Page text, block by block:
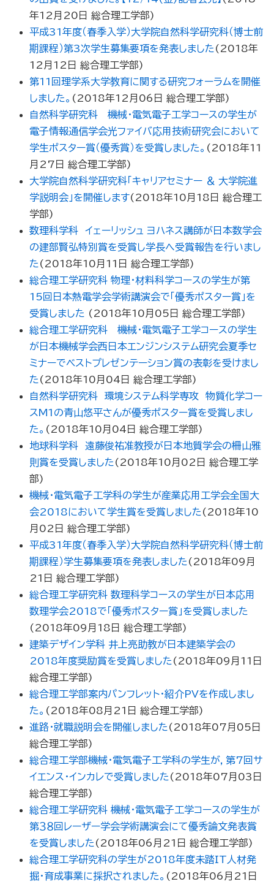
年12月20日 総合理工学部)
平成31年度（春季入学）大学院自然科学研究科（博士前
期課程）第3次学生募集要項を発表しました ( 2018年
12月12日 総合理工学部)
第11回理学系大学教育に関する研究フォーラムを開催
しました。 ( 2018年12月06日 総合理工学部)
自然科学研究科 機械・電気電子工学コースの学生が
電子情報通信学会光ファイバ応用技術研究会において
学生ポスター賞（優秀賞）を受賞しました。 ( 2018年11
月27日 総合理工学部)
大学院自然科学研究科「キャリアセミナー ＆ 大学院進
学説明会」を開催します( 2018年10月18日 総合理工
学部)
数理科学科 イェーリッシュ ヨハネス講師が日本数学会
の建部賢弘特別賞を受賞し学長へ受賞報告を行いまし
た ( 2018年10月11日 総合理工学部)
総合理工学研究科 物理･材料科学コースの学生が第
15回日本熱電学会学術講演会で「優秀ポスター賞」を
受賞しました ( 2018年10月05日 総合理工学部)
総合理工学研究科 機械・電気電子工学コースの学生
が日本機械学会西日本エンジンシステム研究会夏季セ
ミナーでベストプレゼンテーション賞の表彰を受けまし
た ( 2018年10月04日 総合理工学部)
自然科学研究科 環境システム科学専攻 物質化学コー
スM1の青山悠平さんが優秀ポスター賞を受賞しまし
た。 ( 2018年10月04日 総合理工学部)
地球科学科 遠藤俊祐准教授が日本地質学会の柵山雅
則賞を受賞しました ( 2018年10月02日 総合理工学
部)
機械・電気電子工学科の学生が産業応用工学会全国大
会2018において学生賞を受賞しました ( 2018年10
月02日 総合理工学部)
平成31年度（春季入学）大学院自然科学研究科（博士前
期課程）学生募集要項を発表しました ( 2018年09月
21日 総合理工学部)
総合理工学研究科 数理科学コースの学生が日本応用
数理学会2018で「優秀ポスター賞」を受賞しました
( 2018年09月18日 総合理工学部)
建築デザイン学科 井上亮助教が日本建築学会の
2018年度奨励賞を受賞しました ( 2018年09月11日
総合理工学部)
総合理工学部案内パンフレット・紹介PVを作成しまし
た。 ( 2018年08月21日 総合理工学部)
進路・就職説明会を開催しました ( 2018年07月05日
総合理工学部)
総合理工学部機械・電気電子工学科の学生が，第7回サ
イエンス・インカレで受賞しました ( 2018年07月03日
総合理工学部)
総合理工学研究科 機械・電気電子工学コースの学生が
第３８回レーザー学会学術講演会にて優秀論文発表賞
を受賞しました ( 2018年06月21日 総合理工学部)
総合理工学研究科の学生が2018年度未踏IT人材発
掘・育成事業に採択されました。 ( 2018年06月21日